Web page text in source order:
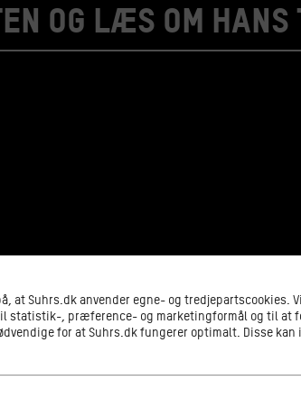
og læs om
at Suhrs.dk anvender egne- og tredjepartscookies.
statistik-, præference- og marketingformål og til at
for at Suhrs.dk fungerer optimalt. Disse kan